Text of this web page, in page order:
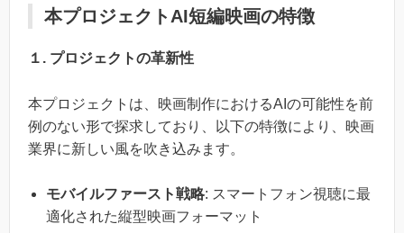
本プロジェクトAI短編映画の特徴
１. プロジェクトの革新性
本プロジェクトは、映画制作におけるAIの可能性を前
例のない形で探求しており、以下の特徴により、映画
業界に新しい風を吹き込みます。
モバイルファースト戦略: スマートフォン視聴に最
適化された縦型映画フォーマット